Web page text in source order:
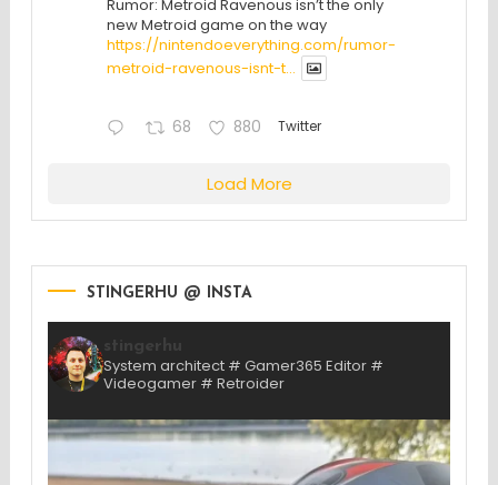
Rumor: Metroid Ravenous isn’t the only
new Metroid game on the way
https://nintendoeverything.com/rumor-
metroid-ravenous-isnt-t...
68 880 Twitter
Load More
STINGERHU @ INSTA
System architect # Gamer365 Editor #
Videogamer # Retroider